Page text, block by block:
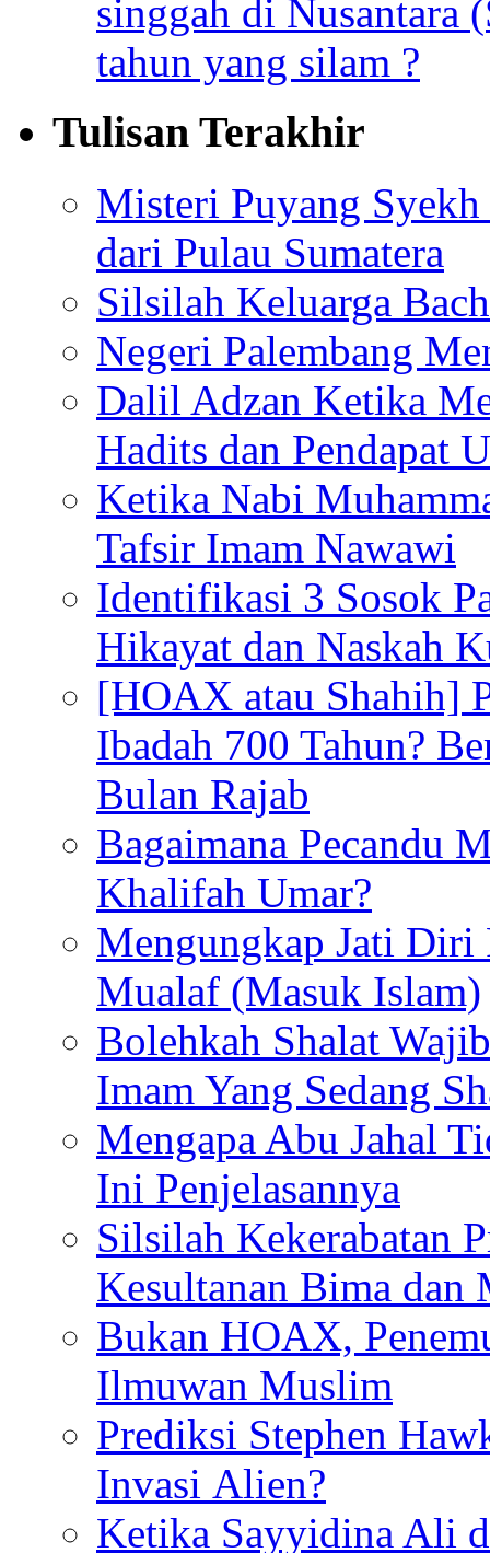
singgah di Nusantara
tahun yang silam ?
Tulisan Terakhir
Misteri Puyang
dari Pulau Sumatera
Silsilah Keluarga
Negeri Palembang
Dalil Adzan Ketika
Hadits dan Pendapat
Ketika Nabi
Tafsir Imam Nawawi
Identifikasi 3 Sosok
Hikayat dan Naskah
[HOAX atau Shahih]
Ibadah 700 Tahun?
Bulan Rajab
Bagaimana Pecandu
Khalifah Umar?
Mengungkap Jati Diri
Mualaf (Masuk Islam)
Bolehkah Shalat
Imam Yang Sedang
Mengapa Abu Jahal
Ini Penjelasannya
Silsilah Kekerabatan
Kesultanan Bima dan
Bukan HOAX,
Ilmuwan Muslim
Prediksi Stephen
Invasi Alien?
Ketika Sayyidina Ali